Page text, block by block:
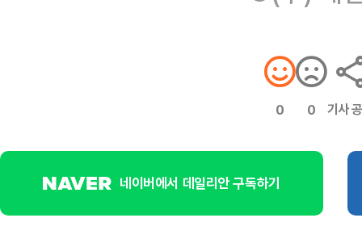
0 0 기사
네이버에서 데일리안 구독하기